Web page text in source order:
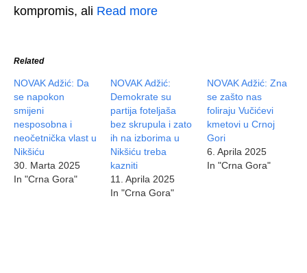
kompromis, ali Read more
Related
NOVAK Adžić: Da
se napokon
smijeni
nesposobna i
neočetnička vlast u
Nikšiću
30. Marta 2025
In "Crna Gora"
NOVAK Adžić:
Demokrate su
partija foteljaša
bez skrupula i zato
ih na izborima u
Nikšiću treba
kazniti
11. Aprila 2025
In "Crna Gora"
NOVAK Adžić: Zna
se zašto nas
foliraju Vučićevi
kmetovi u Crnoj
Gori
6. Aprila 2025
In "Crna Gora"